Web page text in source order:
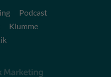
Podcast
Klumme